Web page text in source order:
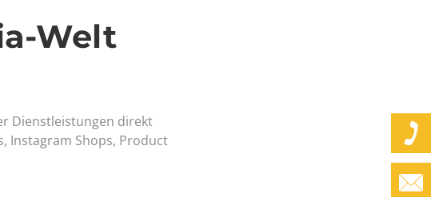
Welt
Dienstleistungen direkt
Instagram Shops, Product